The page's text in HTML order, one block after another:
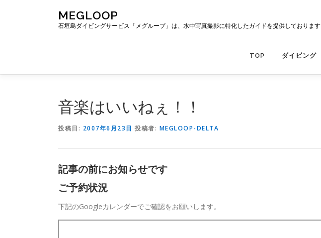
ス
MEGLOOP
石垣島ダイビングサービス「メグループ」は、水中写真撮影に特化したガイドを提供しております
TOP ダイビング
音楽はいいねぇ！！
投稿日: 2007年6月23日 投稿者: MEGLOOP-DELTA
記事の前にお知らせです
ご予約状況
下記のGoogleカレンダーでご確認をお願いします。